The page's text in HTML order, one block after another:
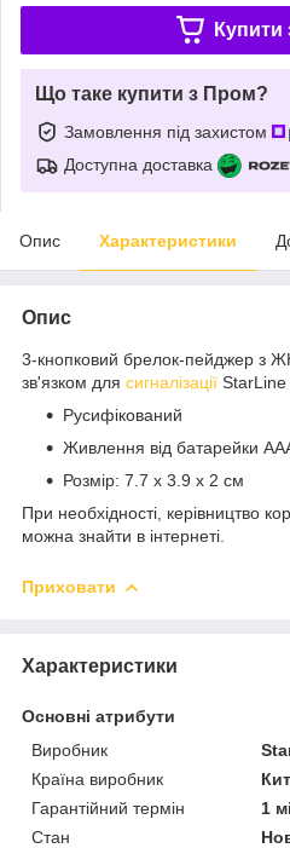
Купити
Що таке купити з Пром?
Замовлення під захистом
Доступна доставка
Опис Характеристики
Опис
3-кнопковий брелок-пейджер з
зв'язком для сигналізації StarLine
Русифікований
Живлення від батарейки
Розмір: 7.7 х 3.9 х 2 см
При необхідності, керівництво
можна знайти в інтернеті.
Приховати
Характеристики
Основні атрибути
Виробник
Країна виробник
Гарантійний термін
1
Стан